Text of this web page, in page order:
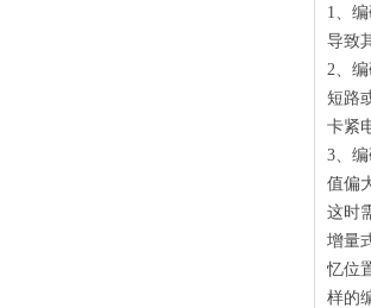
1、
导致
2、
短路
卡紧
3、
值偏
这时
增量
忆位
样的